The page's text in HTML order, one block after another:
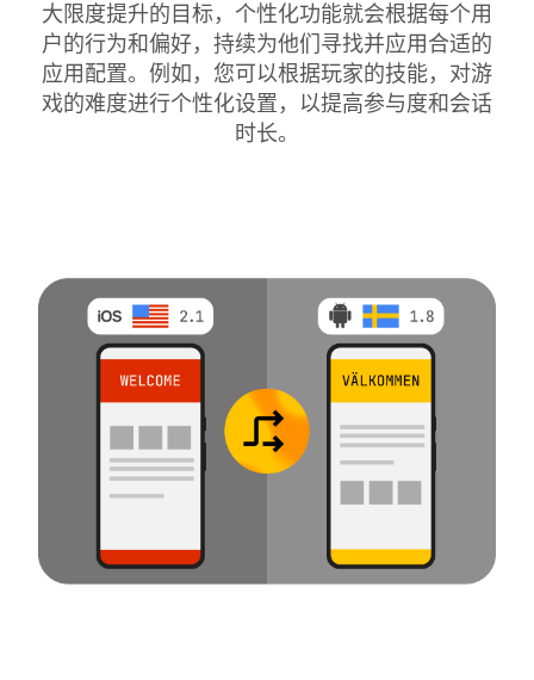
大限度提升的目标，个性化功能就会根据每个用
户的行为和偏好，持续为他们寻找并应用合适的
应用配置。例如，您可以根据玩家的技能，对游
戏的难度进行个性化设置，以提高参与度和会话
时长。